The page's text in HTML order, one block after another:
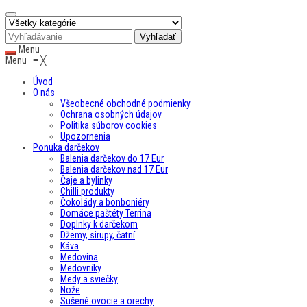
Menu
Menu ≡╳
Úvod
O nás
Všeobecné obchodné podmienky
Ochrana osobných údajov
Politika súborov cookies
Upozornenia
Ponuka darčekov
Balenia darčekov do 17 Eur
Balenia darčekov nad 17 Eur
Čaje a bylinky
Chilli produkty
Čokolády a bonboniéry
Domáce paštéty Terrina
Doplnky k darčekom
Džemy, sirupy, čatní
Káva
Medovina
Medovníky
Medy a sviečky
Nože
Sušené ovocie a orechy